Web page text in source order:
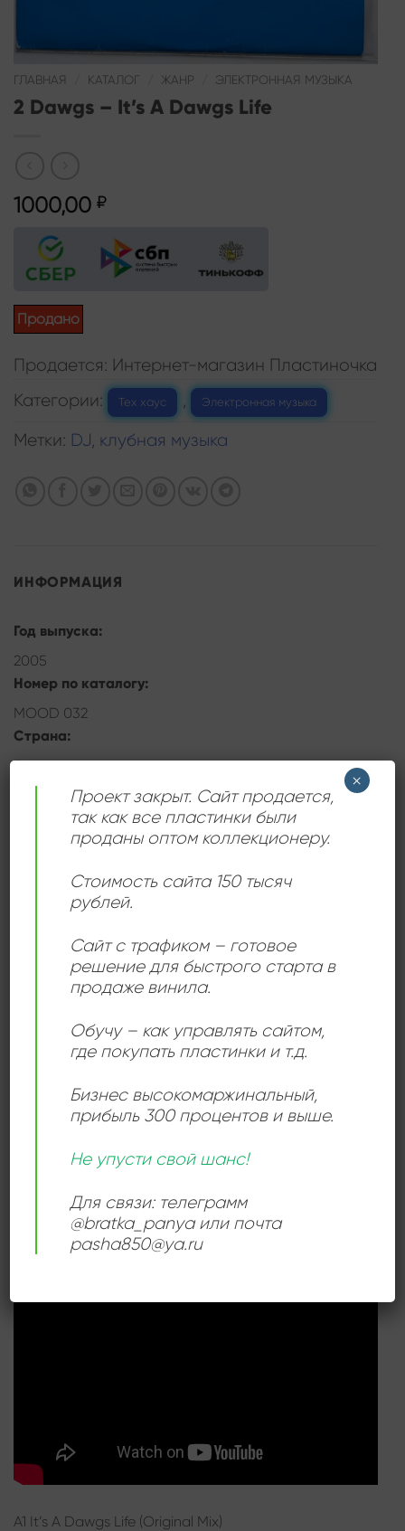
ГЛАВНАЯ КАТАЛОГ ЖАНР ЭЛЕКТРОННАЯ МУЗЫКА
2 Dawgs – It’s A Dawgs Life
1000,00 ₽
Продано
Продается: Интернет-магазин Пластиночка
Категории:
Тех хаус , Электронная музыка
Метки: DJ, клубная музыка
ИНФОРМАЦИЯ
Год выпуска:
2005
Номер по каталогу:
MOOD 032
Страна:
Германия
ДЕТАЛИ
ИСПОЛНИТЕЛЬ 2 Dawgs
РАЗМЕР ПЛАСТИНКИ 12 дюймов
СЛУШАТЬ ОНЛАЙН:
A1 It’s A Dawgs Life (Original Mix)
Проект закрыт. Сайт продается,
так как все пластинки были
проданы оптом коллекционеру.
Стоимость сайта 150 тысяч
рублей.
Сайт с трафиком – готовое
решение для быстрого старта в
продаже винила.
Обучу – как управлять сайтом,
где покупать пластинки и т.д.
Бизнес высокомаржинальный,
прибыль 300 процентов и выше.
Не упусти свой шанс!
Для связи: телеграмм
@bratka_panya или почта
pasha850@ya.ru
×